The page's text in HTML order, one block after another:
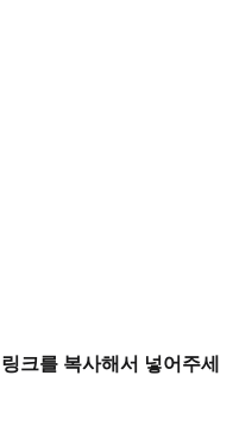
크를 복사해서 넣어주세